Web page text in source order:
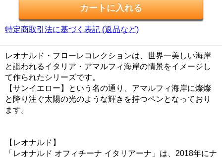
特定商取引法に基づく表記 (返品など)
レオナルド・フローレコレクションは、世界一美しい海岸
と謳われるイタリア・アマルフィ海岸の情景をイメージし
て作られたシリーズです。
【サンイエロー】という名の通り、アマルフィ海岸に燦燦
と降り注ぐ太陽の光のような輝きを持つペンとなっており
ます。
【レオナルド】
「レオナルド オフィチーナ イタリアーナ」は、2018年にナ